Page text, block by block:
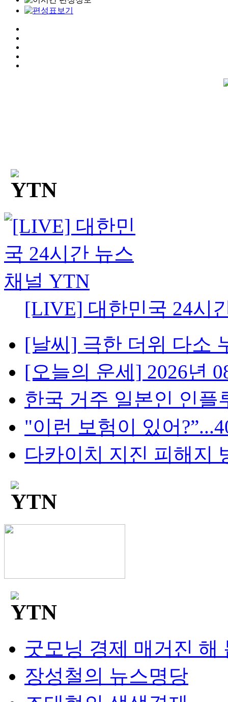
[LIVE] 대한민국 24시
[날씨] 극한 더위 다소
[오늘의 운세] 2026년
한국 거주 일본인 인플
"이런 보험이 있어
다카이치 지진 피해지
굿모닝 경제 매거진 해
장성철의 뉴스명당